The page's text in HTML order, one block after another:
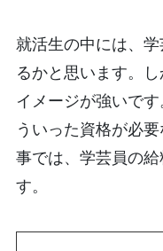
就活生の中には、
るかと思います。
イメージが強いで
ういった資格が必
事では、学芸員の
す。